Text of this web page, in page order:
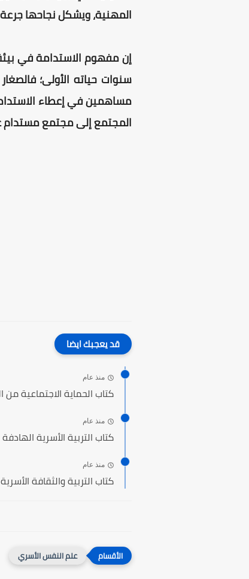
المهنية، ويشكل نجاحها جرعة
إن مفهوم الاستدامة في بيئة
سنوات حياته الأولى؛
مساهمين في إعطاء
المجتمع إلى مجتمع
قد يعجبك ايضا
منذ عام
كتاب الحماية الاجتماعية
منذ عام
كتاب التربية الأسرية الهادفة
منذ عام
كتاب التربية والثقافة الأسرية
علم النفس الأسري